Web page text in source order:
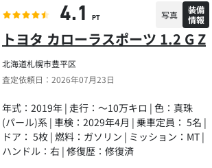
北海道札幌市豊平区
査定依頼日：2026年07月23日
トヨタ カローラスポーツ 1.2 G Z
年式：2019年 | 走行：～10万キロ | 色：真珠
(パール)系 | 車検：2029年4月 | 乗車定員： 5名 |
ドア： 5枚 | 燃料：ガソリン | ミッション：MT |
ハンドル：右 | 修復歴：修復済
4.1 PT 写真
装備
情報